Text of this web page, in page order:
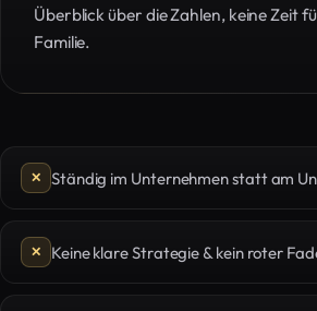
Überblick über die Zahlen, keine Zeit
Familie.
Ständig im Unternehmen statt am
Keine klare Strategie & kein roter